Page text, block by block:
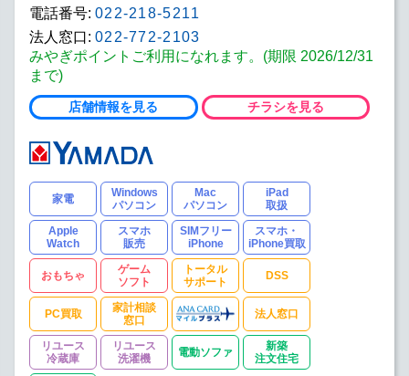
電話番号: 022-218-5211
法人窓口: 022-772-2103
みやぎポイントご利用になれます。(期限 2026/12/31
まで)
店舗情報を見る チラシを見る
家電
Windows
パソコン
Mac
パソコン
iPad
取扱
Apple
Watch
スマホ
販売
SIMフリー
iPhone
スマホ・
iPhone買取
おもちゃ
ゲーム
ソフト
トータル
サポート
DSS
PC買取
家計相談
窓口
法人窓口
リユース
冷蔵庫
リユース
洗濯機
電動ソファ
新築
注文住宅